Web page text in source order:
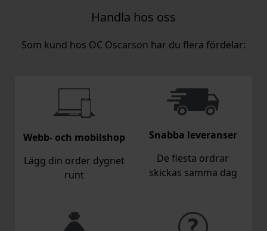
Handla hos oss
Som kund hos OC Oscarson har du flera fördelar:
Webb- och mobilshop
Lägg din order dygnet
runt
Snabba leveranser
De flesta ordrar
skickas samma dag